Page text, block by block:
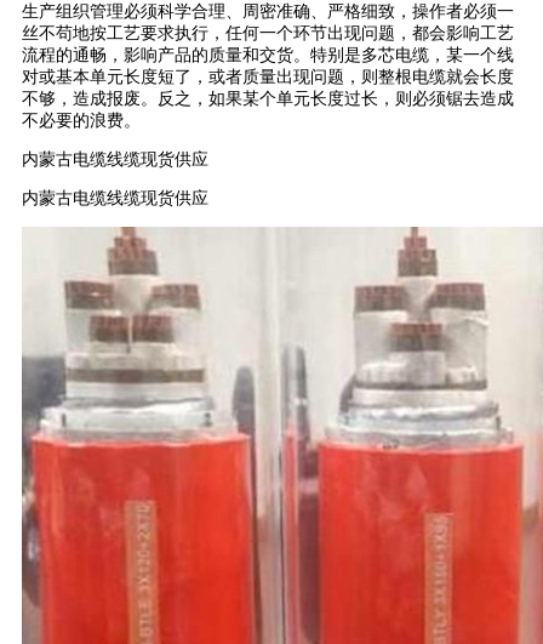
生产组织管理必须科学合理、周密准确、严格细致，操作者必须一
丝不苟地按工艺要求执行，任何一个环节出现问题，都会影响工艺
流程的通畅，影响产品的质量和交货。特别是多芯电缆，某一个线
对或基本单元长度短了，或者质量出现问题，则整根电缆就会长度
不够，造成报废。反之，如果某个单元长度过长，则必须锯去造成
不必要的浪费。
内蒙古电缆线缆现货供应
内蒙古电缆线缆现货供应